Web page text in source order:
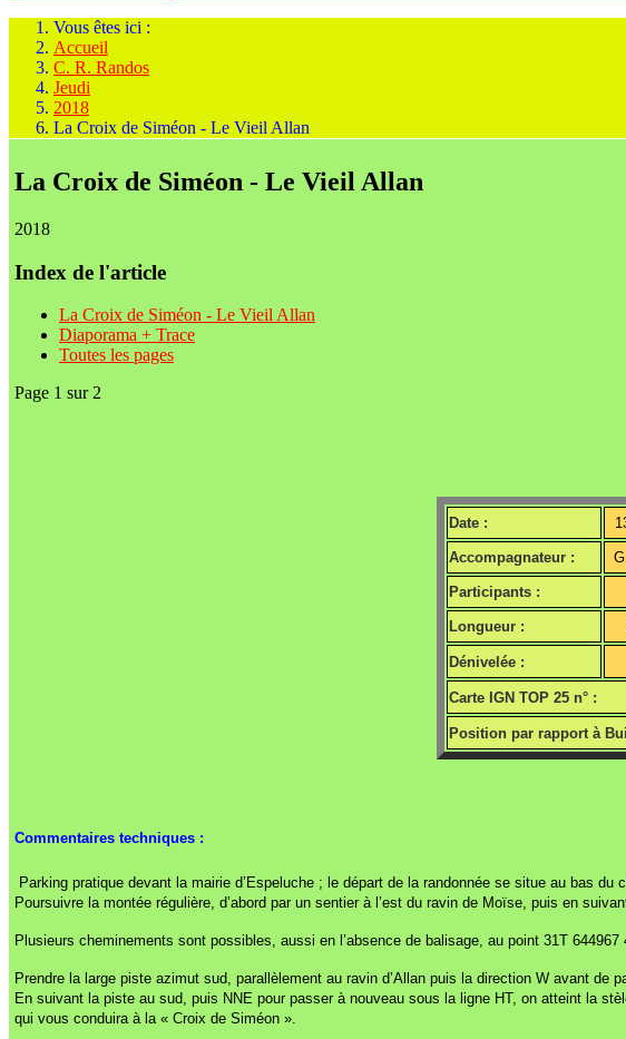
Vous êtes ici :
Accueil
C. R. Randos
Jeudi
2018
La Croix de Siméon - Le Vieil Allan
La Croix de Siméon - Le Vieil Allan
2018
Index de l'article
La Croix de Siméon - Le Vieil Allan
Diaporama + Trace
Toutes les pages
Page 1 sur 2
Date :
Accompagnateur :
Participants :
Longueur :
Dénivelée :
Carte IGN TOP 25 n° :
Position par rapport à
Commentaires techniques :
Parking pratique devant la mairie d’Espeluche ; le départ de la randonnée se situe au bas du
Poursuivre la montée régulière, d’abord par un sentier à l’est du ravin de Moïse, puis en
Plusieurs cheminements sont possibles, aussi en l’absence de balisage, au point 31T
Prendre la large piste azimut sud, parallèlement au ravin d’Allan puis la direction W avant de
En suivant la piste au sud, puis NNE pour passer à nouveau sous la ligne HT, on atteint la
qui vous conduira à la « Croix de Siméon ».